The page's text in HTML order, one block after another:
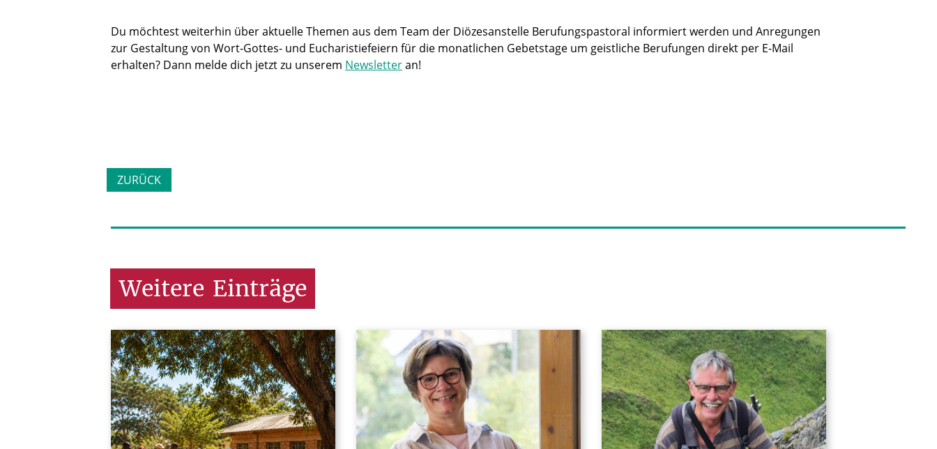
Du möchtest weiterhin über aktuelle Themen aus dem Team der Diözesanstelle Berufungspastoral informiert werden und Anregungen
zur Gestaltung von Wort-Gottes- und Eucharistiefeiern für die monatlichen Gebetstage um geistliche Berufungen direkt per E-Mail
erhalten? Dann melde dich jetzt zu unserem Newsletteran!
ZURÜCK
Weitere Einträge